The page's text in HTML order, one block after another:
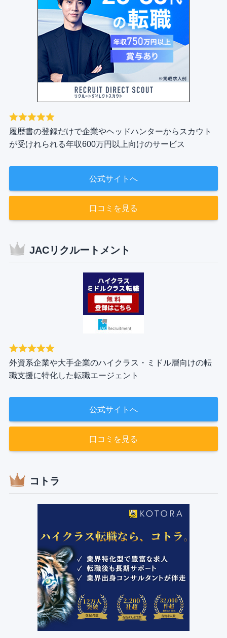
履歴書の登録だけで企業やヘッドハンターからスカウト
が受けれられる年収600万円以上向けのサービス
公式サイトへ
口コミを見る
JACリクルートメント
外資系企業や大手企業のハイクラス・ミドル層向けの転
職支援に特化した転職エージェント
公式サイトへ
口コミを見る
コトラ